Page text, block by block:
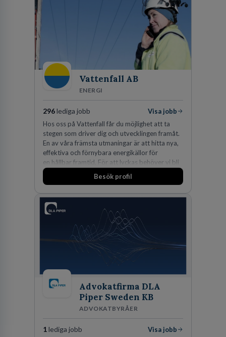
Vattenfall AB
ENERGI
296lediga jobb
Visa jobb
Hos oss på Vattenfall får du möjlighet att ta
stegen som driver dig och utvecklingen framåt.
En av våra främsta utmaningar är att hitta nya,
effektiva och förnybara energikällor för
en hållbar framtid. För att lyckas behöver vi bli
fler medarbetare som vill göra skillnad.
Besök profil
Advokatfirma DLA
Piper Sweden KB
ADVOKATBYRÅER
1 lediga jobb
Visa jobb